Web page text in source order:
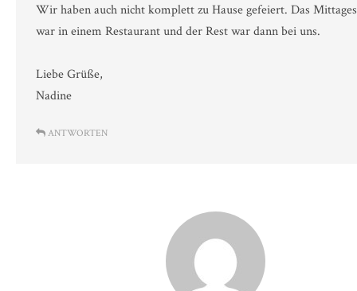
Wir haben auch nicht komplett zu Hause gefeiert. Das
war in einem Restaurant und der Rest war dann bei uns.
Liebe Grüße,
Nadine
ANTWORTEN